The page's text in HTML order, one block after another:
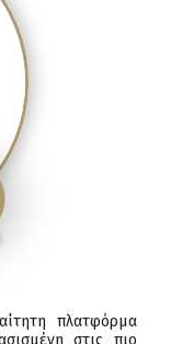
πλατφόρμα
στις πιο